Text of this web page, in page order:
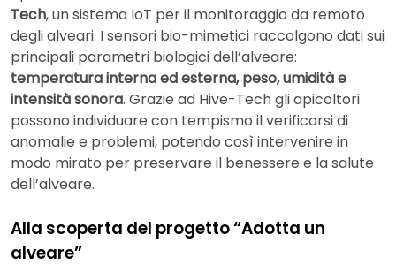
Tech, un sistema IoT per il monitoraggio da remoto
degli alveari. I sensori bio-mimetici raccolgono dati sui
principali parametri biologici dell’alveare:
temperatura interna ed esterna, peso, umidità e
intensità sonora. Grazie ad Hive-Tech gli apicoltori
possono individuare con tempismo il verificarsi di
anomalie e problemi, potendo così intervenire in
modo mirato per preservare il benessere e la salute
dell’alveare.
Alla scoperta del progetto “Adotta un
alveare”